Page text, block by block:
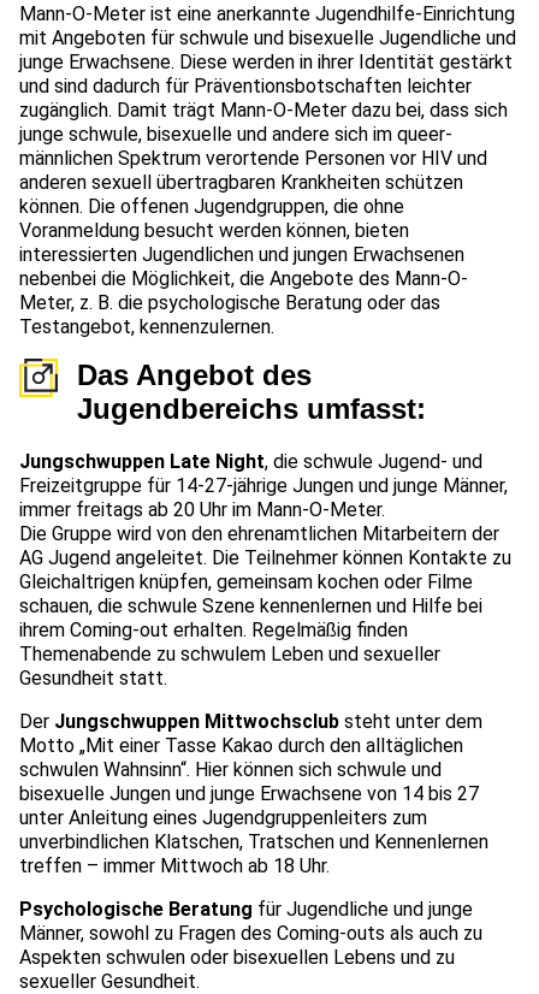
Mann-O-Meter ist eine anerkannte Jugendhilfe-Einrichtung
mit Angeboten für schwule und bisexuelle Jugendliche und
junge Erwachsene. Diese werden in ihrer Identität gestärkt
und sind dadurch für Präventionsbotschaften leichter
zugänglich. Damit trägt Mann-O-Meter dazu bei, dass sich
junge schwule, bisexuelle und andere sich im queer-
männlichen Spektrum verortende Personen vor HIV und
anderen sexuell übertragbaren Krankheiten schützen
können. Die offenen Jugendgruppen, die ohne
Voranmeldung besucht werden können, bieten
interessierten Jugendlichen und jungen Erwachsenen
nebenbei die Möglichkeit, die Angebote des Mann-O-
Meter, z. B. die psychologische Beratung oder das
Testangebot, kennenzulernen.
Das Angebot des
Jugendbereichs umfasst:
Jungschwuppen Late Night, die schwule Jugend- und
Freizeitgruppe für 14-27-jährige Jungen und junge Männer,
immer freitags ab 20 Uhr im Mann-O-Meter.
Die Gruppe wird von den ehrenamtlichen Mitarbeitern der
AG Jugend angeleitet. Die Teilnehmer können Kontakte zu
Gleichaltrigen knüpfen, gemeinsam kochen oder Filme
schauen, die schwule Szene kennenlernen und Hilfe bei
ihrem Coming-out erhalten. Regelmäßig finden
Themenabende zu schwulem Leben und sexueller
Gesundheit statt.
Der Jungschwuppen Mittwochsclub steht unter dem
Motto „Mit einer Tasse Kakao durch den alltäglichen
schwulen Wahnsinn“. Hier können sich schwule und
bisexuelle Jungen und junge Erwachsene von 14 bis 27
unter Anleitung eines Jugendgruppenleiters zum
unverbindlichen Klatschen, Tratschen und Kennenlernen
treffen – immer Mittwoch ab 18 Uhr.
Psychologische Beratung für Jugendliche und junge
Männer, sowohl zu Fragen des Coming-outs als auch zu
Aspekten schwulen oder bisexuellen Lebens und zu
sexueller Gesundheit.